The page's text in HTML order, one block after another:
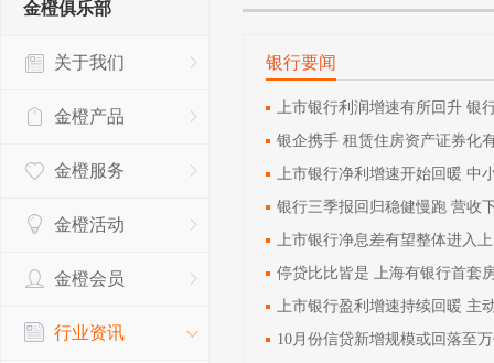
关于平安银行电子版信用卡更名为平安银行数字信用卡的公告
关于调整存量首套住房贷款利率的公告
金橙俱乐部
关于我们
金橙产品
金橙服务
金橙活动
金橙会员
行业资讯
银行要闻
上市银行利润增速有所回升 银
银企携手 租赁住房资产证券化
上市银行净利增速开始回暖 中
银行三季报回归稳健慢跑 营收
上市银行净息差有望整体进入
停贷比比皆是 上海有银行首套
上市银行盈利增速持续回暖 主
10月份信贷新增规模或回落至